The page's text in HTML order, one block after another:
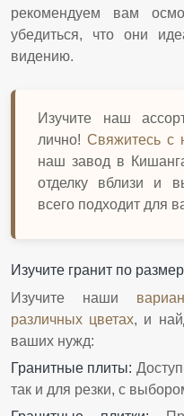
рекомендуем вам
убедиться, что они
видению.
Изучите наш
лично! Свяжитесь с
наш завод в
отделку вблизи и
всего подходит для
Изучите гранит по
Изучите наши
различных цветах, и
ваших нужд:
Гранитные плиты:
так и для резки, с